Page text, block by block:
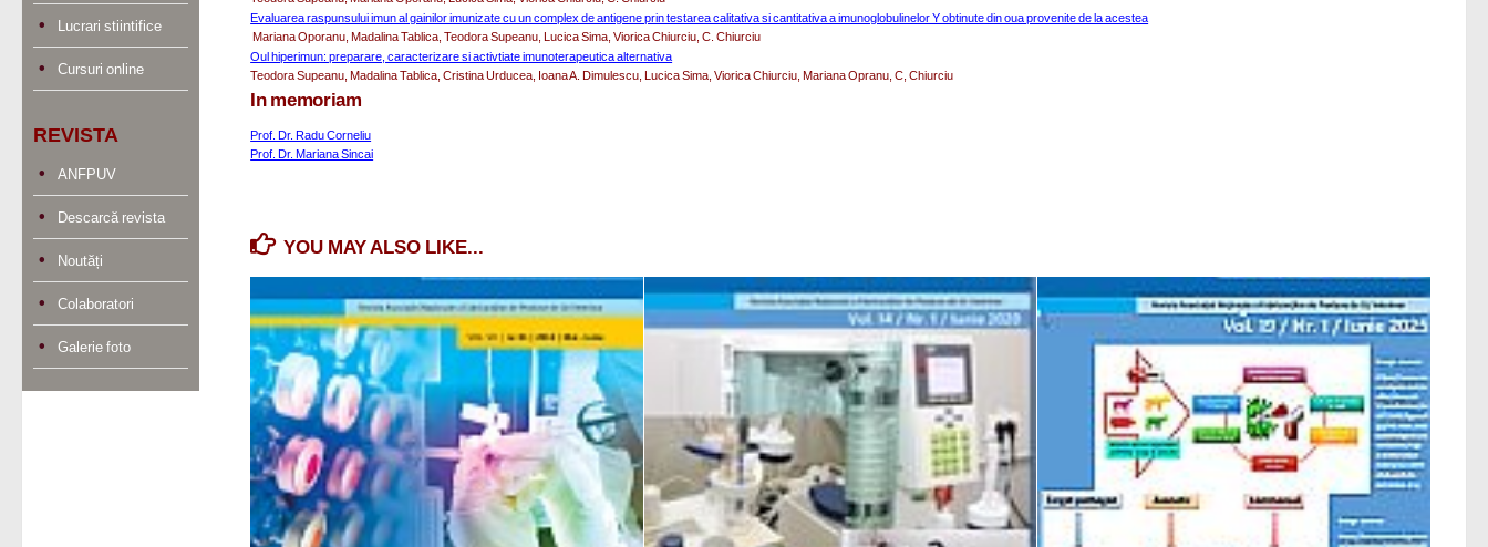
Evaluarea raspunsului imun al gainilor imunizate cu un complex de antigene prin testarea calitativa si cantitativa a imunoglobulinelor Y obtinute din oua provenite de la acestea
Mariana Oporanu, Madalina Tablica, Teodora Supeanu, Lucica Sima, Viorica Chiurciu, C. Chiurciu
Oul hiperimun: preparare, caracterizare si activtiate imunoterapeutica alternativa
Teodora Supeanu, Madalina Tablica, Cristina Urducea, Ioana A. Dimulescu, Lucica Sima, Viorica Chiurciu, Mariana Opranu, C, Chiurciu
In memoriam
Prof. Dr. Radu Corneliu
Prof. Dr. Mariana Sincai
YOU MAY ALSO LIKE...
Lucrari stiintifice
Cursuri online
REVISTA
ANFPUV
Descarcă revista
Noutăți
Colaboratori
Galerie foto